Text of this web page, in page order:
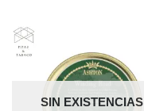
SIN EXISTENCIAS